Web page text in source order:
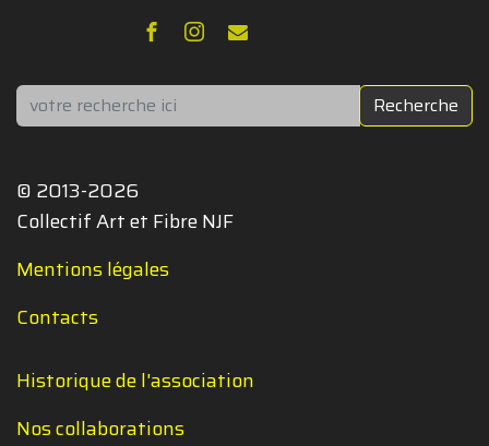
Rechercher Recherche
© 2013-2026
Collectif Art et Fibre NJF
Mentions légales
Contacts
Historique de l'association
Nos collaborations